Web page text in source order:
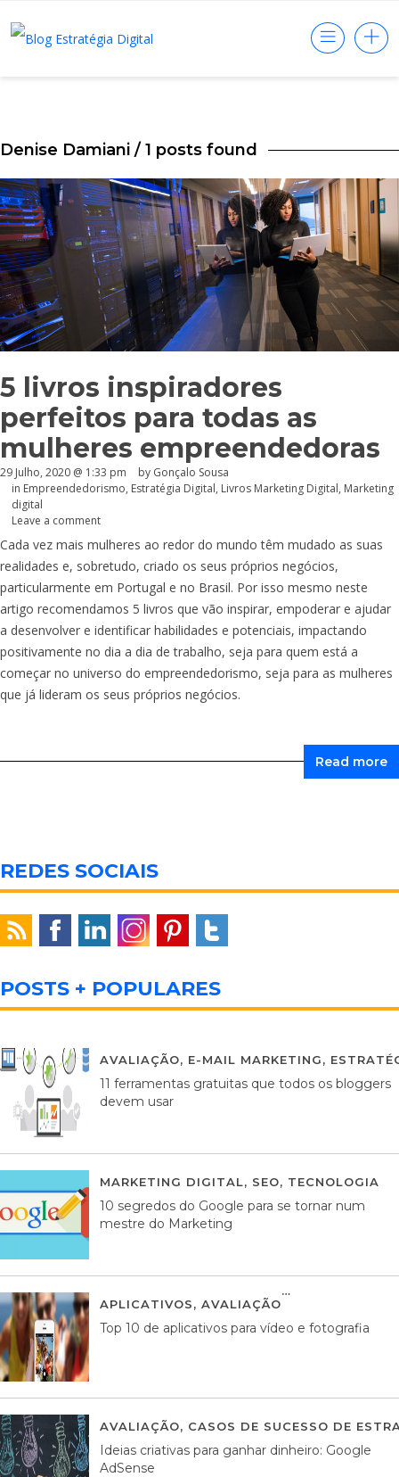
Denise Damiani / 1 posts found
5 livros inspiradores
perfeitos para todas as
mulheres empreendedoras
29 Julho, 2020 @ 1:33 pm by Gonçalo Sousa
in Empreendedorismo, Estratégia Digital, Livros Marketing Digital, Marketing
digital
Leave a comment
Cada vez mais mulheres ao redor do mundo têm mudado as suas
realidades e, sobretudo, criado os seus próprios negócios,
particularmente em Portugal e no Brasil. Por isso mesmo neste
artigo recomendamos 5 livros que vão inspirar, empoderar e ajudar
a desenvolver e identificar habilidades e potenciais, impactando
positivamente no dia a dia de trabalho, seja para quem está a
começar no universo do empreendedorismo, seja para as mulheres
que já lideram os seus próprios negócios.
Read more
REDES SOCIAIS
POSTS + POPULARES
AVALIAÇÃO, E-MAIL MARKETING,
11 ferramentas gratuitas que todos os bloggers
devem usar
MARKETING DIGITAL, SEO, TECNOLOGIA
10 segredos do Google para se tornar num
mestre do Marketing
APLICATIVOS, AVALIAÇÃO
Top 10 de aplicativos para vídeo e fotografia
AVALIAÇÃO, CASOS DE SUCESSO DE
Ideias criativas para ganhar dinheiro: Google
AdSense